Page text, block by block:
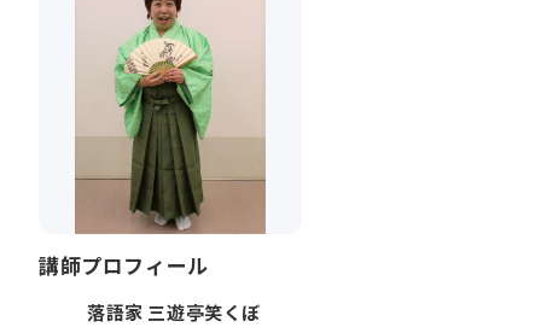
講師プロフィール
落語家 三遊亭笑くぼ